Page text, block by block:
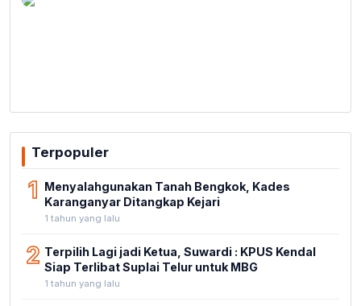
Terpopuler
1 Menyalahgunakan Tanah Bengkok, Kades
Karanganyar Ditangkap Kejari
1 tahun yang lalu
2 Terpilih Lagi jadi Ketua, Suwardi : KPUS Kendal
Siap Terlibat Suplai Telur untuk MBG
1 tahun yang lalu